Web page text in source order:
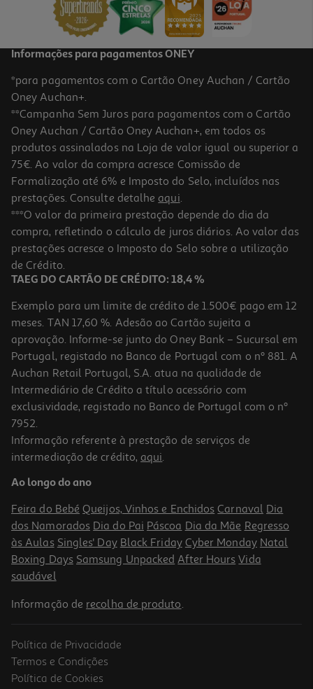
Verniz Essence Gel Nail Polish 8ml
248.75 €/Kg
1,99 €
Verniz Essence Fairy Shimmer 05
2.39 €/un
2,39 €
Informações para pagamentos ONEY
*para pagamentos com o Cartão Oney Auchan / Cartão
Oney Auchan+.
**Campanha Sem Juros para pagamentos com o Cartão
Oney Auchan / Cartão Oney Auchan+, em todos os
produtos assinalados na Loja de valor igual ou superior a
75€. Ao valor da compra acresce Comissão de
Formalização até 6% e Imposto do Selo, incluídos nas
prestações. Consulte detalhe aqui.
***O valor da primeira prestação depende do dia da
compra, refletindo o cálculo de juros diários. Ao valor das
prestações acresce o Imposto do Selo sobre a utilização
de Crédito.
TAEG DO CARTÃO DE CRÉDITO: 18,4 %
Exemplo para um limite de crédito de 1.500€ pago em 12
meses. TAN 17,60 %. Adesão ao Cartão sujeita a
aprovação. Informe-se junto do Oney Bank – Sucursal em
Portugal, registado no Banco de Portugal com o nº 881. A
Auchan Retail Portugal, S.A. atua na qualidade de
Intermediário de Crédito a título acessório com
exclusividade, registado no Banco de Portugal com o nº
7952.
Informação referente à prestação de serviços de
intermediação de crédito, aqui.
Ao longo do ano
Feira do Bebé Queijos, Vinhos e Enchidos Carnaval Dia
dos Namorados Dia do Pai Páscoa Dia da Mãe Regresso
às Aulas Singles' Day Black Friday Cyber Monday Natal
Boxing Days Samsung Unpacked After Hours Vida
saudável
Informação de recolha de produto.
Política de Privacidade
Termos e Condições
Política de Cookies